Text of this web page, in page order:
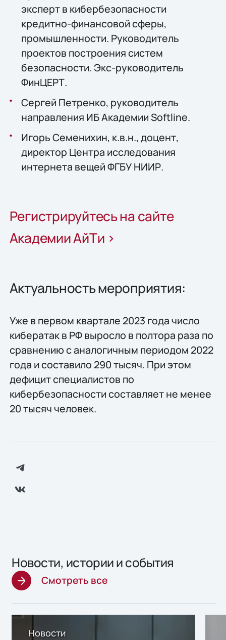
эксперт в кибербезопасности
кредитно-финансовой сферы,
промышленности. Руководитель
проектов построения систем
безопасности. Экс-руководитель
ФинЦЕРТ.
Сергей Петренко, руководитель
направления ИБ Академии Softline.
Игорь Семенихин, к.в.н., доцент,
директор Центра исследования
интернета вещей ФГБУ НИИР.
Регистрируйтесь на сайте
Академии АйТи >
Актуальность мероприятия:
Уже в первом квартале 2023 года число
кибератак в РФ выросло в полтора раза по
сравнению с аналогичным периодом 2022
года и составило 290 тысяч. При этом
дефицит специалистов по
кибербезопасности составляет не менее
20 тысяч человек.
Новости, истории и события
Смотреть все
Новости